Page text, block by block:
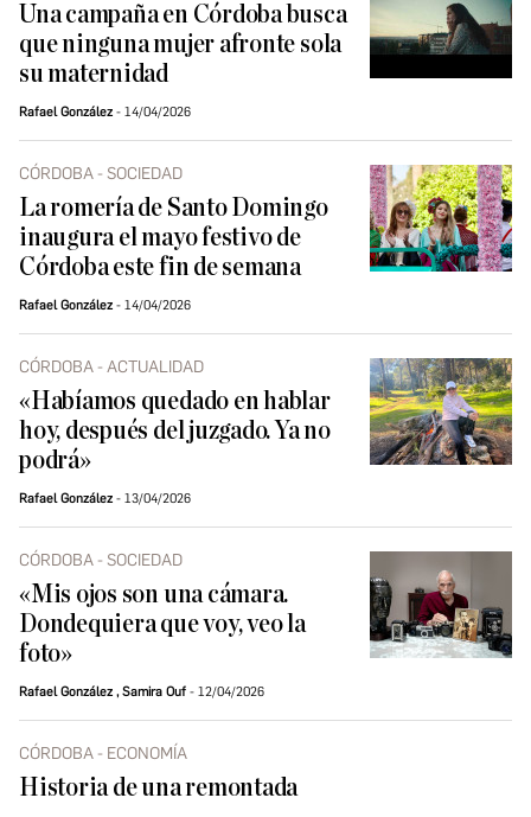
Una campaña en Córdoba busca
que ninguna mujer afronte sola
su maternidad
Rafael González 14/04/2026
CÓRDOBA - SOCIEDAD
La romería de Santo Domingo
inaugura el mayo festivo de
Córdoba este fin de semana
Rafael González 14/04/2026
CÓRDOBA - ACTUALIDAD
«Habíamos quedado en hablar
hoy, después del juzgado. Ya no
podrá»
Rafael González 13/04/2026
CÓRDOBA - SOCIEDAD
«Mis ojos son una cámara.
Dondequiera que voy, veo la
foto»
Rafael González ,Samira Ouf 12/04/2026
CÓRDOBA - ECONOMÍA
Historia de una remontada